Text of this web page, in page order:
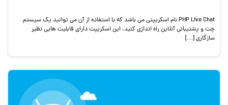
PHP Live Chat نام اسکریپتی می باشد که با استفاده از آن می توانید یک سیستم
چت و پشتیبانی آنلاین راه اندازی کنید. این اسکریپت دارای قابلیت هایی نظیر
سازگاری […]